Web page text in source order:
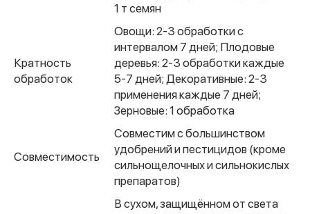
1 т семян
Кратность
обработок
Овощи: 2-3 обработки с
интервалом 7 дней; Плодовые
деревья: 2-3 обработки каждые
5-7 дней; Декоративные: 2-3
применения каждые 7 дней;
Зерновые: 1 обработка
Совместимость
Совместим с большинством
удобрений и пестицидов (кроме
сильнощелочных и сильнокислых
препаратов)
В сухом, защищённом от света